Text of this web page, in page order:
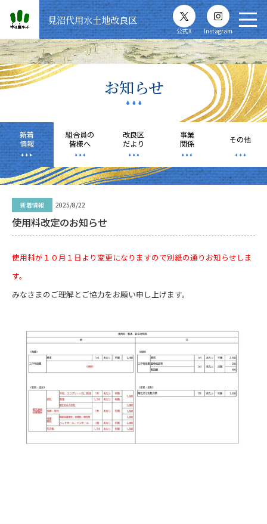
ホーム
見沼代用水
お知らせ
組合員の皆様へ
見沼代用水を知る
見沼代用水土地改良区
公式X Instagram
お知らせ
新着
情報
組合員の
皆様へ
改良区
だより
事業
関係
その他
新着情報 2025/8/22
使用料改定のお知らせ
使用料が１０月１日より変更になりますので別紙の通りお知らせしま
す。
みなさまのご理解とご協力をお願い申し上げます。